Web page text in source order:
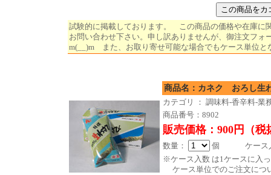
試験的に掲載しております。 この商品の価格や在庫に
お問い合わせ下さい。申し訳ありませんが、御注文フォ
m(__)m また、お取り寄せ可能な場合でもケース単位と
商品名：カネク おろ
カテゴリ ： 調味料-香辛料-業
商品番号：8902
販売価格：900円（税
数量：
個 ケース入
※ケース入数 は1ケースに入
ケース単位でのご注文につ